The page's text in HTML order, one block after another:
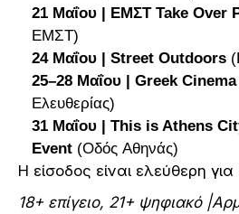
21 Μαΐου | ΕΜΣΤ Take Over
ΕΜΣΤ)
24 Μαΐου | Street Outdoors
25–28 Μαΐου | Greek
Ελευθερίας)
31 Μαΐου | This is Athens
Event (Οδός Αθηνάς)
Η είσοδος είναι ελεύθερη για
18+ επίγειο, 21+ ψηφιακό